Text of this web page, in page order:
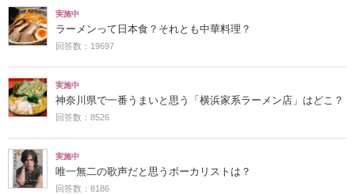
実施中
ラーメンって日本食？それとも中華料理？
回答数：19697
実施中
神奈川県で一番うまいと思う「横浜家系ラーメン店」はどこ？
回答数：8526
実施中
唯一無二の歌声だと思うボーカリストは？
回答数：8186